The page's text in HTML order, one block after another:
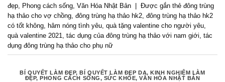
đẹp Phong cách sống Văn Hóa Nhật Bản | Được gắn thẻ đông trùng
hạ thảo cho vợ chồng đông trùng hạ thảo hk2 đông trùng hạ thảo hk2
có tốt không hâm nóng tình yêu quà tặng valentine cho người yêu
quà valentine 2021
tác dụng của đông trùng hạ thảo với nam giới tác
dụng đông trùng hạ thảo cho phụ nữ
BÍ QUYẾT LÀM ĐẸP, BÍ QUYẾT LÀM ĐẸP DA, KINH NGHIỆM LÀM
ĐẸP, PHONG CÁCH SỐNG, SỨC KHỎE,VĂN HÓA NHẬT BẢN